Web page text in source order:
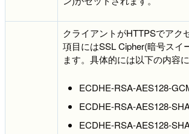
クライアントがHTTPSでアク
項目にはSSL Cipher(暗号スイ
ます。具体的には以下の内容に
ECDHE-RSA-AES128-
ECDHE-RSA-AES128-
ECDHE-RSA-AES128-